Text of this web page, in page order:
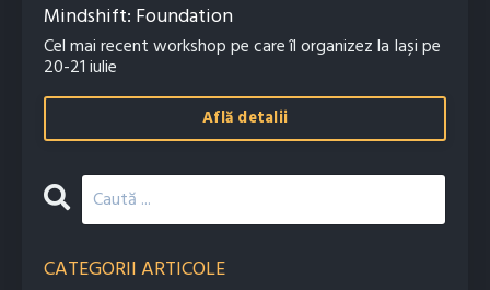
Mindshift: Foundation
Cel mai recent workshop pe care îl organizez la Iași pe
20-21 iulie
Află detalii
CATEGORII ARTICOLE